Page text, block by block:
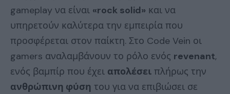
gameplay να είναι «rock solid» και να
υπηρετούν καλύτερα την εμπειρία που
προσφέρεται στον παίκτη. Στο Code Vein οι
gamers αναλαμβάνουν το ρόλο ενός revenant,
ενός βαμπίρ που έχει απολέσει πλήρως την
ανθρώπινη φύση του για να επιβιώσει σε